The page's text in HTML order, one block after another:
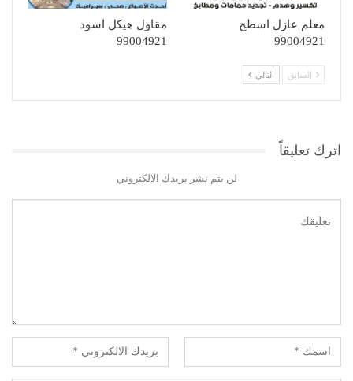
معلم عازل اسطح
99004921
مقاول هيكل اسود
99004921
السابق التالي
اترك تعليقاً
لن يتم نشر بريدك الالكتروني